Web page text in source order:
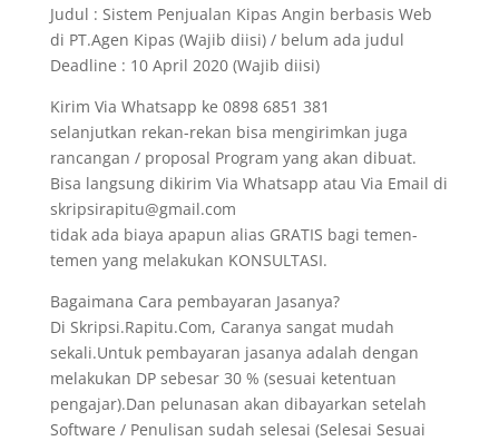
Judul : Sistem Penjualan Kipas Angin berbasis Web
di PT.Agen Kipas (Wajib diisi) / belum ada judul
Deadline : 10 April 2020 (Wajib diisi)
Kirim Via Whatsapp ke 0898 6851 381
selanjutkan rekan-rekan bisa mengirimkan juga
rancangan / proposal Program yang akan dibuat.
Bisa langsung dikirim Via Whatsapp atau Via Email di
skripsirapitu@gmail.com
tidak ada biaya apapun alias GRATIS bagi temen-
temen yang melakukan KONSULTASI.
Bagaimana Cara pembayaran Jasanya?
Di Skripsi.Rapitu.Com, Caranya sangat mudah
sekali.Untuk pembayaran jasanya adalah dengan
melakukan DP sebesar 30 % (sesuai ketentuan
pengajar).Dan pelunasan akan dibayarkan setelah
Software / Penulisan sudah selesai (Selesai Sesuai